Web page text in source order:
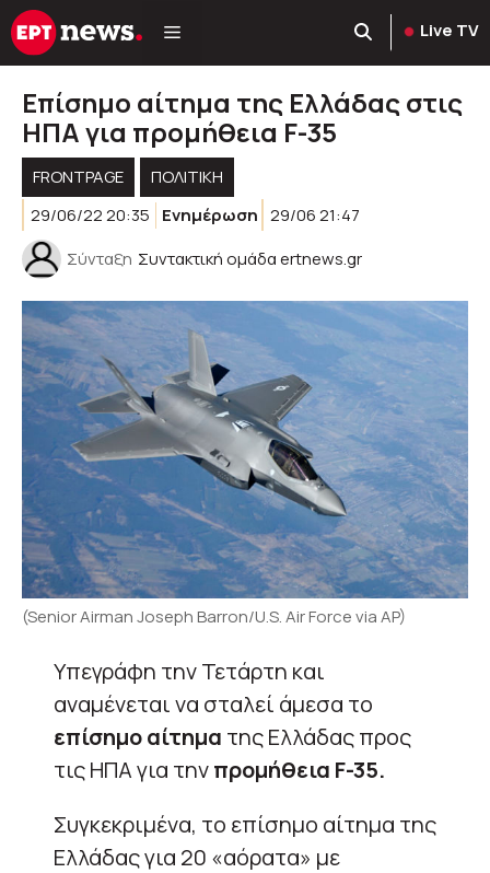
Μετάβαση
σε
Live TV
Επίσημο αίτημα της Ελλάδας στις
ΗΠΑ για προμήθεια F-35
FRONTPAGE
ΠΟΛΙΤΙΚΉ
29/06/22 20:35
Ενημέρωση 29/06 21:47
Σύνταξη Συντακτική ομάδα ertnews.gr
(Senior Airman Joseph Barron/U.S. Air Force via AP)
Υπεγράφη την Τετάρτη και
αναμένεται να σταλεί άμεσα το
επίσημο αίτημα της Ελλάδας προς
τις ΗΠΑ για τηνπρομήθεια F-35.
Συγκεκριμένα, το επίσημο αίτημα της
Ελλάδας για 20 «αόρατα» με